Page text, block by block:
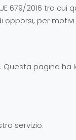
679/2016 tra
per
pagina
servizio.